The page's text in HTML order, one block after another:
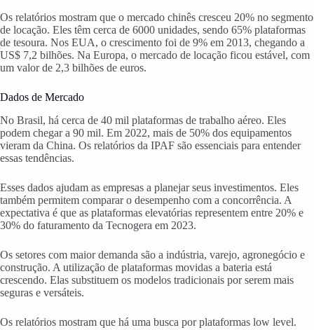
Os relatórios mostram que o mercado chinês cresceu 20% no segmento
de locação. Eles têm cerca de 6000 unidades, sendo 65% plataformas
de tesoura. Nos EUA, o crescimento foi de 9% em 2013, chegando a
US$ 7,2 bilhões. Na Europa, o mercado de locação ficou estável, com
um valor de 2,3 bilhões de euros.
Dados de Mercado
No Brasil, há cerca de 40 mil plataformas de trabalho aéreo. Eles
podem chegar a 90 mil. Em 2022, mais de 50% dos equipamentos
vieram da China. Os relatórios da IPAF são essenciais para entender
essas tendências.
Esses dados ajudam as empresas a planejar seus investimentos. Eles
também permitem comparar o desempenho com a concorrência. A
expectativa é que as plataformas elevatórias representem entre 20% e
30% do faturamento da Tecnogera em 2023.
Os setores com maior demanda são a indústria, varejo, agronegócio e
construção. A utilização de plataformas movidas a bateria está
crescendo. Elas substituem os modelos tradicionais por serem mais
seguras e versáteis.
Os relatórios mostram que há uma busca por plataformas low level.